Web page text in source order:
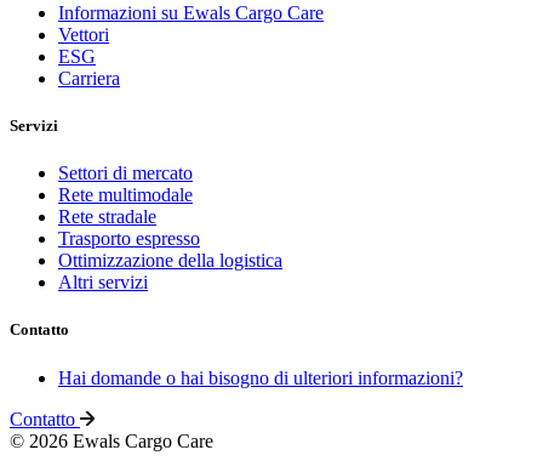
Informazioni su Ewals Cargo Care
Vettori
ESG
Carriera
Servizi
Settori di mercato
Rete multimodale
Rete stradale
Trasporto espresso
Ottimizzazione della logistica
Altri servizi
Contatto
Hai domande o hai bisogno di ulteriori informazioni?
Contatto
© 2026 Ewals Cargo Care